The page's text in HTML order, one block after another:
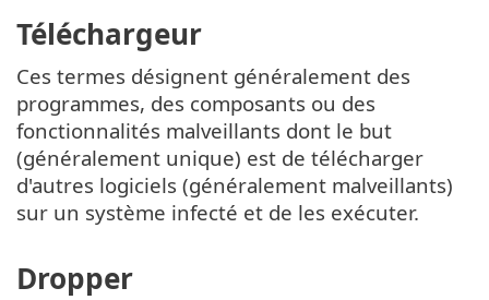
Téléchargeur
Ces termes désignent généralement des
programmes, des composants ou des
fonctionnalités malveillants dont le but
(généralement unique) est de télécharger
d'autres logiciels (généralement malveillants)
sur un système infecté et de les exécuter.
Dropper